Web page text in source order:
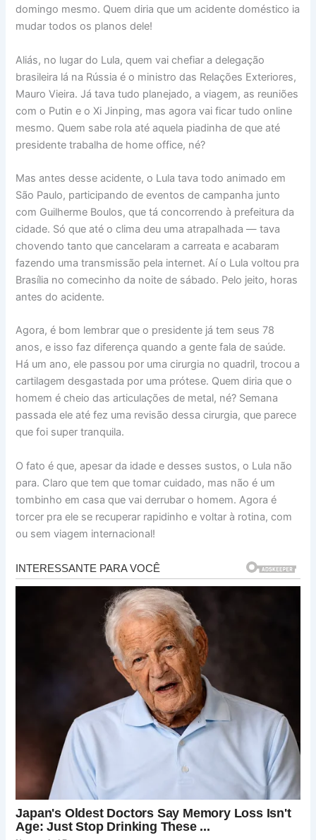
domingo mesmo. Quem diria que um acidente doméstico ia
mudar todos os planos dele!
Aliás, no lugar do Lula, quem vai chefiar a delegação
brasileira lá na Rússia é o ministro das Relações Exteriores,
Mauro Vieira. Já tava tudo planejado, a viagem, as reuniões
com o Putin e o Xi Jinping, mas agora vai ficar tudo online
mesmo. Quem sabe rola até aquela piadinha de que até
presidente trabalha de home office, né?
Mas antes desse acidente, o Lula tava todo animado em
São Paulo, participando de eventos de campanha junto
com Guilherme Boulos, que tá concorrendo à prefeitura da
cidade. Só que até o clima deu uma atrapalhada — tava
chovendo tanto que cancelaram a carreata e acabaram
fazendo uma transmissão pela internet. Aí o Lula voltou pra
Brasília no comecinho da noite de sábado. Pelo jeito, horas
antes do acidente.
Agora, é bom lembrar que o presidente já tem seus 78
anos, e isso faz diferença quando a gente fala de saúde.
Há um ano, ele passou por uma cirurgia no quadril, trocou a
cartilagem desgastada por uma prótese. Quem diria que o
homem é cheio das articulações de metal, né? Semana
passada ele até fez uma revisão dessa cirurgia, que parece
que foi super tranquila.
O fato é que, apesar da idade e desses sustos, o Lula não
para. Claro que tem que tomar cuidado, mas não é um
tombinho em casa que vai derrubar o homem. Agora é
torcer pra ele se recuperar rapidinho e voltar à rotina, com
ou sem viagem internacional!